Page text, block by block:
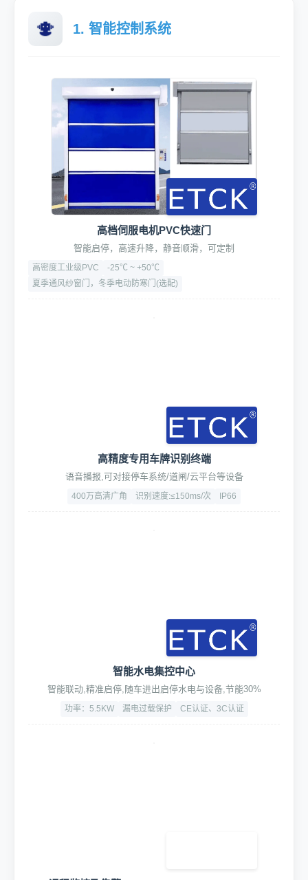
1. 智能控制系统
高档伺服电机PVC快速门
智能启停，高速升降，静音顺滑，可定制
高密度工业级PVC
-25℃ ~ +50℃
夏季通风纱窗门，冬季电动防寒门(选配)
高精度专用车牌识别终端
语音播报,可对接停车系统/道闸/云平台等设备
400万高清广角 识别速度:≤150ms/次 IP66
智能水电集控中心
智能联动,精准启停,随车进出启停水电与设备,节能30%
功率：5.5KW 漏电过载保护 CE认证、3C认证